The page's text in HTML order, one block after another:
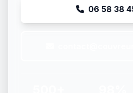
06 58 38